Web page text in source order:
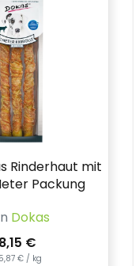
Rinderhaut mit
Packung
Dokas
8,15 €
€ / kg